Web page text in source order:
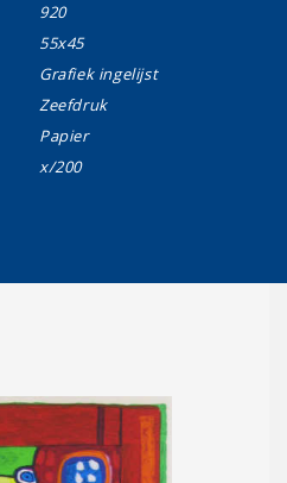
920
55x45
Grafiek ingelijst
Zeefdruk
Papier
x/200